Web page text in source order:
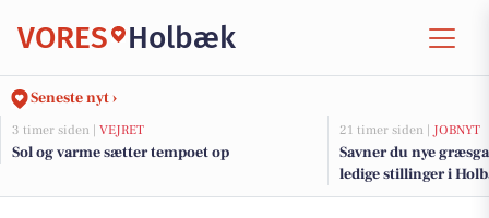
VORES Holbæk
Seneste nyt ›
3 timer siden | VEJRET
Sol og varme sætter tempoet op
21 timer siden | JOBNYT
Savner du nye
ledige stillinger i